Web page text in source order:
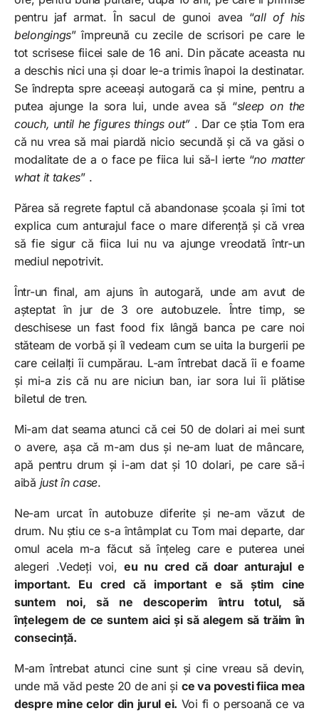
pentru jaf armat. În sacul de gunoi avea “all of his
belongings” împreună cu zecile de scrisori pe care le
tot scrisese fiicei sale de 16 ani. Din păcate aceasta nu
a deschis nici una și doar le-a trimis înapoi la destinatar.
Se îndrepta spre aceeași autogară ca și mine, pentru a
putea ajunge la sora lui, unde avea să “sleep on the
couch, until he figures things out” . Dar ce știa Tom era
că nu vrea să mai piardă nicio secundă și că va găsi o
modalitate de a o face pe fiica lui să-l ierte “no matter
what it takes” .
Părea să regrete faptul că abandonase școala și îmi tot
explica cum anturajul face o mare diferență și că vrea
să fie sigur că fiica lui nu va ajunge vreodată într-un
mediul nepotrivit.
Într-un final, am ajuns în autogară, unde am avut de
așteptat în jur de 3 ore autobuzele. Între timp, se
deschisese un fast food fix lângă banca pe care noi
stăteam de vorbă și îl vedeam cum se uita la burgerii pe
care ceilalți îi cumpărau. L-am întrebat dacă îi e foame
și mi-a zis că nu are niciun ban, iar sora lui îi plătise
biletul de tren.
Mi-am dat seama atunci că cei 50 de dolari ai mei sunt
o avere, așa că m-am dus și ne-am luat de mâncare,
apă pentru drum și i-am dat și 10 dolari, pe care să-i
aibă just în case.
Ne-am urcat în autobuze diferite și ne-am văzut de
drum. Nu știu ce s-a întâmplat cu Tom mai departe, dar
omul acela m-a făcut să înțeleg care e puterea unei
alegeri .Vedeți voi,eu nu cred că doar anturajul e
important. Eu cred că important e să știm cine
suntem noi, să ne descoperim întru totul, să
înțelegem de ce suntem aici și să alegem să trăim în
consecință.
M-am întrebat atunci cine sunt și cine vreau să devin,
unde mă văd peste 20 de ani și ce va povesti fiica mea
despre mine celor din jurul ei. Voi fi o persoană ce va